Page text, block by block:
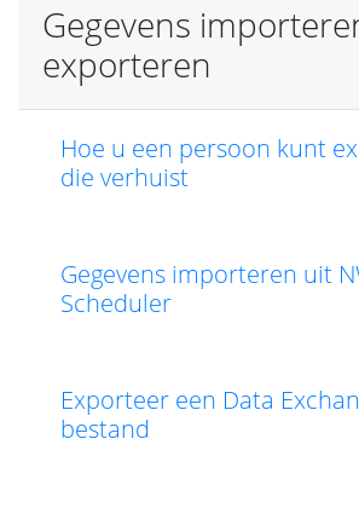
Gegevens
exporteren
Hoe u een persoon kunt
die verhuist
Gegevens importeren uit
Scheduler
Exporteer een Data
bestand